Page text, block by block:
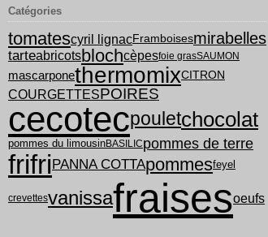
Catégories
tomatescyril lignacFramboisesmirabelles
tarteabricotsblochcèpesfoie grasSAUMON
mascarponethermomixCITRON
COURGETTESPOIRES
cecotecpouletchocolat
pommes du limousinBASILICpommes de terre
frifriPANNA COTTApommesfeyel
crevettesvanissafraisesoeufs